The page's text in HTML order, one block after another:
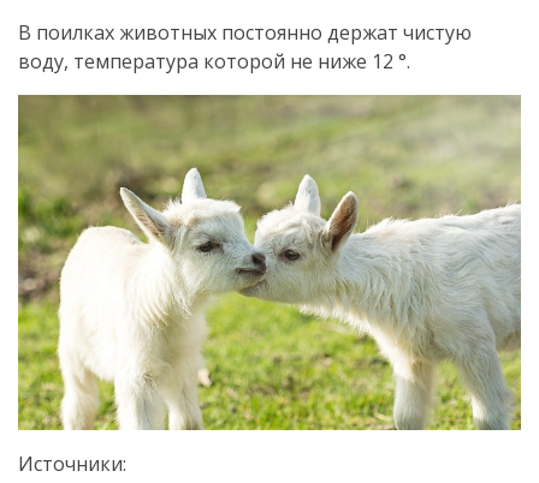
В поилках животных постоянно держат чистую
воду, температура которой не ниже 12 °.
Источники: